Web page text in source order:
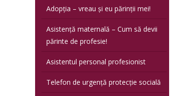
Adopția – vreau și eu părinții mei!
Asistență maternală – Cum să devii
părinte de profesie!
Asistentul personal profesionist
Telefon de urgență protecție socială